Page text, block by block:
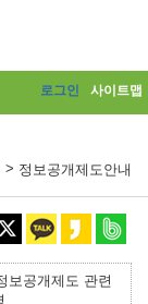
로그인 사이트맵
> 정보공개제도안내